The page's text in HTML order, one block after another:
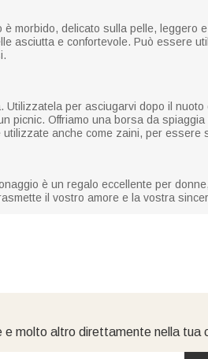
morbido, delicato sulla pelle, leggero
asciutta e confortevole. Può essere
per asciugarvi dopo il
picnic. Offriamo una borsa da
anche come zaini, per
è un regalo eccellente per
il vostro amore e la vostra
e molto altro direttamente nella tua